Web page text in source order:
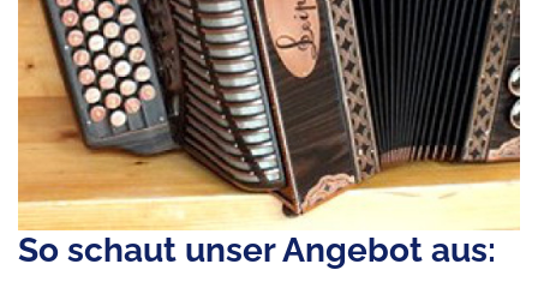
So schaut unser Angebot aus: